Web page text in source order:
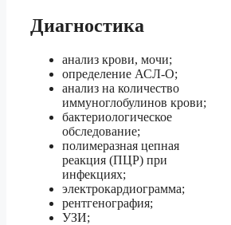
Диагностика
анализ крови, мочи;
определение АСЛ-О;
анализ на количество
иммуноглобулинов крови;
бактериологическое
обследование;
полимеразная цепная
реакция (ПЦР) при
инфекциях;
электрокардиограмма;
рентгенография;
УЗИ;